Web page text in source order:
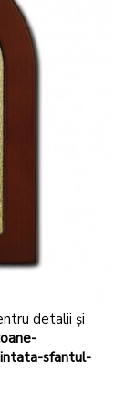
detalii și
sfantul-